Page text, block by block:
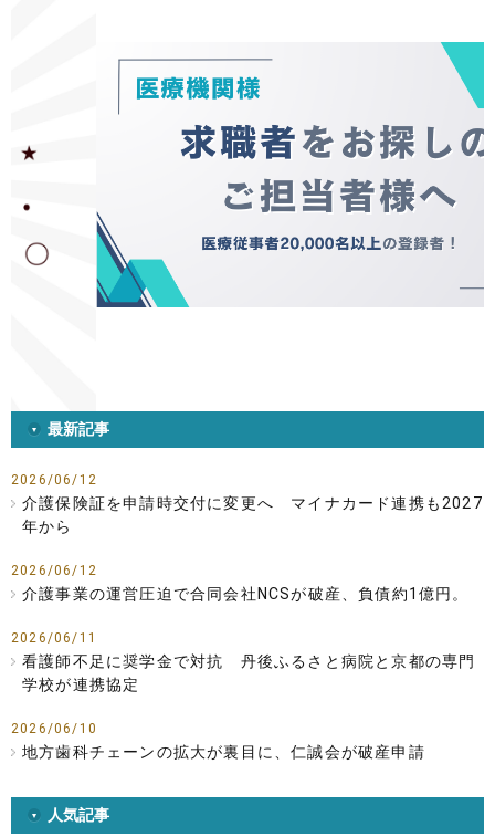
最新記事
2026/06/12
介護保険証を申請時交付に変更へ マイナカード連携も2027
年から
2026/06/12
介護事業の運営圧迫で合同会社NCSが破産、負債約1億円。
2026/06/11
看護師不足に奨学金で対抗 丹後ふるさと病院と京都の専門
学校が連携協定
2026/06/10
地方歯科チェーンの拡大が裏目に、仁誠会が破産申請
人気記事